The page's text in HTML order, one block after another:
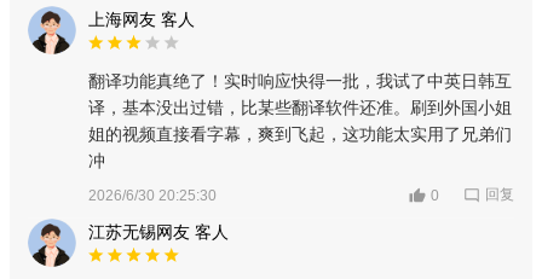
上海网友 客人
翻译功能真绝了！实时响应快得一批，我试了中英日韩互
译，基本没出过错，比某些翻译软件还准。刷到外国小姐
姐的视频直接看字幕，爽到飞起，这功能太实用了兄弟们
冲
2026/6/30 20:25:30 0 回复
江苏无锡网友 客人